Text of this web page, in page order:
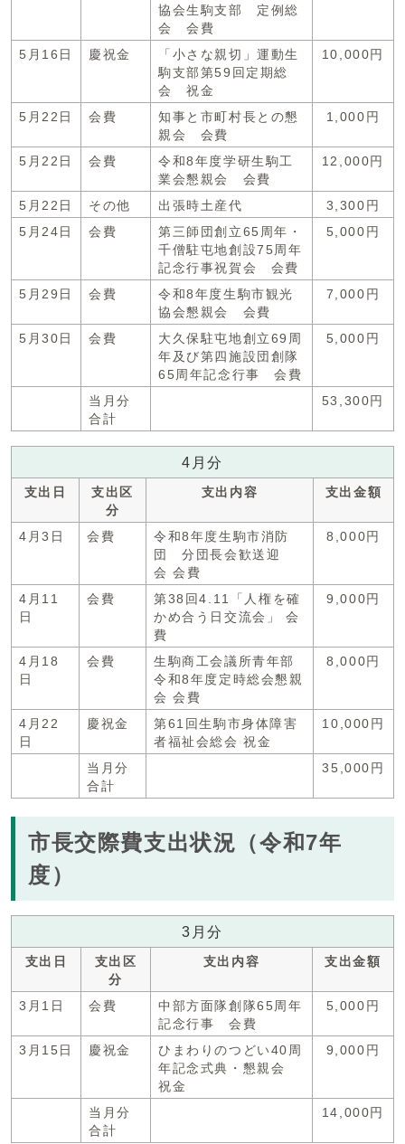
協会生駒支部 定例総
会 会費
5月16日 慶祝金
「小さな親切」運動生
駒支部第59回定期総
会 祝金
10,000円
5月22日 会費
知事と市町村長との懇
親会 会費
1,000円
5月22日 会費
令和8年度学研生駒工
業会懇親会 会費
12,000円
5月22日 その他 出張時土産代
3,300円
5月24日
会費
第三師団創立65周年・
千僧駐屯地創設75周年
記念行事祝賀会 会費
5,000円
5月29日 会費
令和8年度生駒市観光
協会懇親会 会費
7,000円
5月30日 会費
大久保駐屯地創立69周
年及び第四施設団創隊
65周年記念行事 会費
5,000円
当月分
合計
53,300円
4月分
支出日
支出区
分
支出内容 支出金額
4月3日 会費
令和8年度生駒市消防
団 分団長会歓送迎
会 会費
8,000円
4月11
日
会費
第38回4.11「人権を確
かめ合う日交流会」 会
費
9,000円
4月18
日
会費
生駒商工会議所青年部
令和8年度定時総会懇親
会 会費
8,000円
4月22
日
慶祝金
第61回生駒市身体障害
者福祉会総会 祝金
10,000円
当月分
合計
35,000円
市長交際費支出状況（令和7年
度）
3月分
支出日
支出区
分
支出内容 支出金額
3月1日 会費
中部方面隊創隊65周年
記念行事 会費
5,000円
3月15日 慶祝金
ひまわりのつどい40周
年記念式典・懇親会
祝金
9,000円
当月分
合計
14,000円